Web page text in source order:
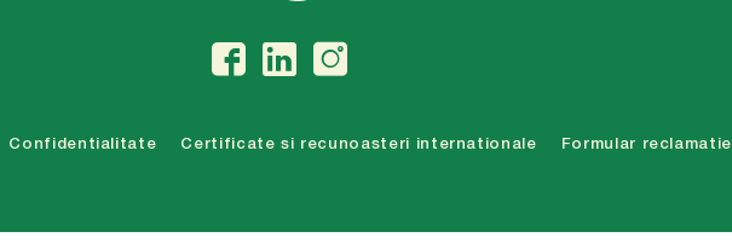
Confidentialitate Certificate si recunoasteri internationale Formular reclamatie